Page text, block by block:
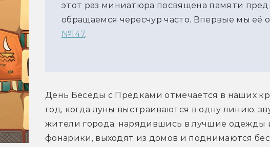
этот раз миниатюра посвящена памяти
обращаемся чересчур часто. Впервые мы её
№147.
День Беседы с Предками отмечается в наших
год, когда луны выстраиваются в одну линию,
жители города, нарядившись в лучшие одежды
фонарики, выходят из домов и поднимаются